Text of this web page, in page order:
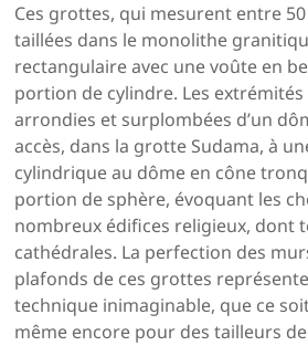
Ces grottes, qui mesurent entre
taillées dans le monolithe
rectangulaire avec une voûte en
portion de cylindre. Les
arrondies et surplombées d’un
accès, dans la grotte Sudama, à
cylindrique au dôme en cône
portion de sphère, évoquant les
nombreux édifices religieux, dont
cathédrales. La perfection des
plafonds de ces grottes
technique inimaginable, que ce
même encore pour des tailleurs